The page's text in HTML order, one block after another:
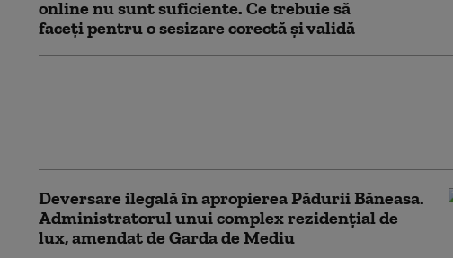
online nu sunt suficiente. Ce trebuie să
faceți pentru o sesizare corectă şi validă
Deversare ilegală în apropierea Pădurii Băneasa.
Administratorul unui complex rezidențial de
lux, amendat de Garda de Mediu